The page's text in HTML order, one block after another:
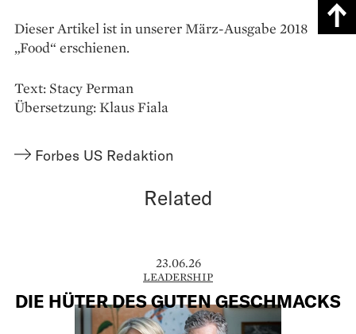
Dieser Artikel ist in unserer März-Ausgabe 2018
„Food“ erschienen.
Text: Stacy Perman
Übersetzung: Klaus Fiala
Forbes US Redaktion
Related
23.06.26
LEADERSHIP
DIE HÜTER DES GUTEN GESCHMACKS